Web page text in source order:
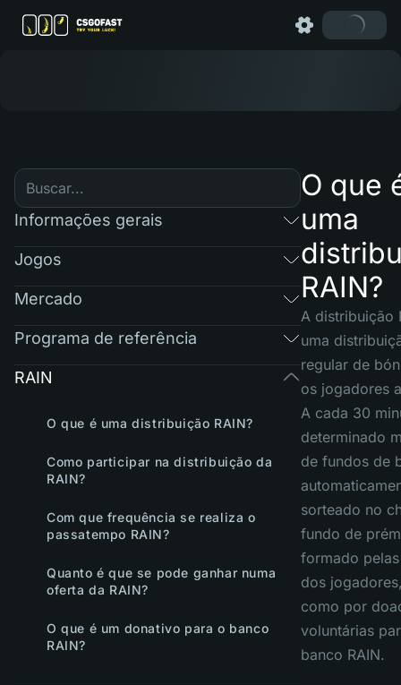
Informações gerais
Jogos
Mercado
Programa de referência
RAIN
O que é uma distribuição RAIN?
Como participar na distribuição da
RAIN?
Com que frequência se realiza o
passatempo RAIN?
Quanto é que se pode ganhar numa
oferta da RAIN?
O que é um donativo para o banco
RAIN?
O que
uma
RAIN?
A distribuição
uma
regular de
os jogadores
A cada 30
determinado
de fundos de
sorteado no
fundo de
formado
dos
como por
voluntárias
banco RAIN.